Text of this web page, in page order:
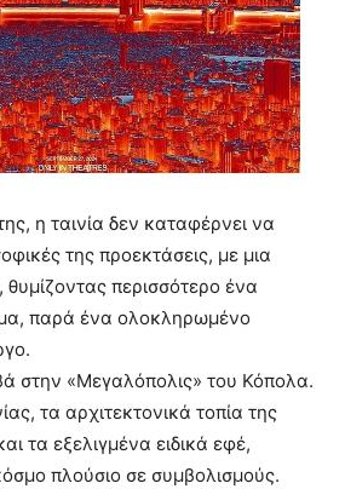
η ταινία δεν καταφέρνει να
της προεκτάσεις, με μια
περισσότερο ένα
παρά ένα ολοκληρωμένο
στην «Μεγαλόπολις» του Κόπολα.
τα αρχιτεκτονικά τοπία της
τα εξελιγμένα ειδικά εφέ,
πλούσιο σε συμβολισμούς.